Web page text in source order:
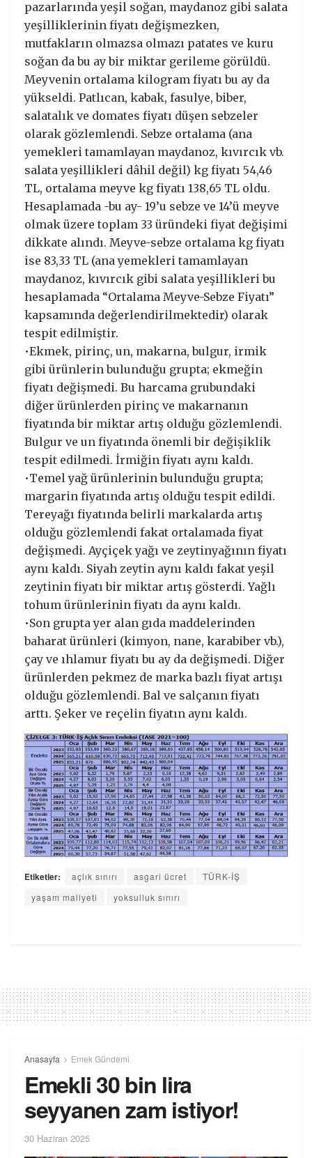
pazarlarında yeşil soğan, maydanoz gibi salata
yeşilliklerinin fiyatı değişmezken,
mutfakların olmazsa olmazı patates ve kuru
soğan da bu ay bir miktar gerileme görüldü.
Meyvenin ortalama kilogram fiyatı bu ay da
yükseldi. Patlıcan, kabak, fasulye, biber,
salatalık ve domates fiyatı düşen sebzeler
olarak gözlemlendi. Sebze ortalama (ana
yemekleri tamamlayan maydanoz, kıvırcık vb.
salata yeşillikleri dâhil değil) kg fiyatı 54,46
TL, ortalama meyve kg fiyatı 138,65 TL oldu.
Hesaplamada -bu ay- 19’u sebze ve 14’ü meyve
olmak üzere toplam 33 üründeki fiyat değişimi
dikkate alındı. Meyve-sebze ortalama kg fiyatı
ise 83,33 TL (ana yemekleri tamamlayan
maydanoz, kıvırcık gibi salata yeşillikleri bu
hesaplamada “Ortalama Meyve-Sebze Fiyatı”
kapsamında değerlendirilmektedir) olarak
tespit edilmiştir.
•Ekmek, pirinç, un, makarna, bulgur, irmik
gibi ürünlerin bulunduğu grupta; ekmeğin
fiyatı değişmedi. Bu harcama grubundaki
diğer ürünlerden pirinç ve makarnanın
fiyatında bir miktar artış olduğu gözlemlendi.
Bulgur ve un fiyatında önemli bir değişiklik
tespit edilmedi. İrmiğin fiyatı aynı kaldı.
•Temel yağ ürünlerinin bulunduğu grupta;
margarin fiyatında artış olduğu tespit edildi.
Tereyağı fiyatında belirli markalarda artış
olduğu gözlemlendi fakat ortalamada fiyat
değişmedi. Ayçiçek yağı ve zeytinyağının fiyatı
aynı kaldı. Siyah zeytin aynı kaldı fakat yeşil
zeytinin fiyatı bir miktar artış gösterdi. Yağlı
tohum ürünlerinin fiyatı da aynı kaldı.
•Son grupta yer alan gıda maddelerinden
baharat ürünleri (kimyon, nane, karabiber vb.),
çay ve ıhlamur fiyatı bu ay da değişmedi. Diğer
ürünlerden pekmez de marka bazlı fiyat artışı
olduğu gözlemlendi. Bal ve salçanın fiyatı
arttı. Şeker ve reçelin fiyatın aynı kaldı.
Etiketler: açlık sınırı asgari ücret
TÜRK-İŞ
yaşam maliyeti
yoksulluk sınırı
Anasayfa Emek Gündemi
Emekli 30 bin lira
seyyanen zam istiyor!
30 Haziran 2025